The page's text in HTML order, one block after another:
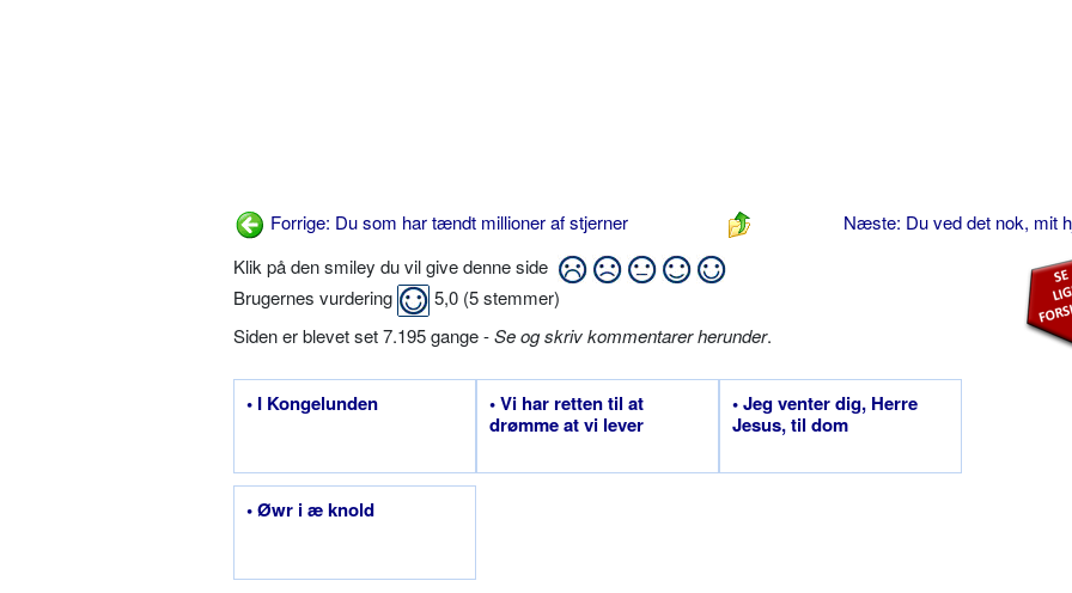
Forrige: Du som har tændt millioner af stjerner
Næste: Du ved det nok, mit
Klik på den smiley du vil give denne side
Brugernes vurdering
5,0 (5stemmer)
Siden er blevet set 7.195 gange -Se og skriv kommentarer herunder.
• I Kongelunden
• Vi har retten til at
drømme at vi lever
• Jeg venter dig, Herre
Jesus, til dom
• Øwr i æ knold